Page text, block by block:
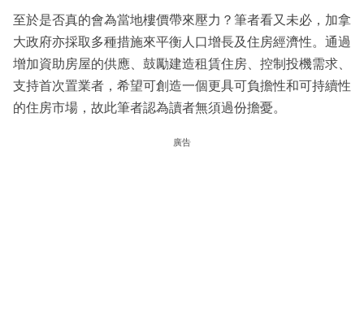
至於是否真的會為當地樓價帶來壓力？筆者看又未必，加拿
大政府亦採取多種措施來平衡人口增長及住房經濟性。通過
增加資助房屋的供應、鼓勵建造租賃住房、控制投機需求、
支持首次置業者，希望可創造一個更具可負擔性和可持續性
的住房市場，故此筆者認為讀者無須過份擔憂。
廣告